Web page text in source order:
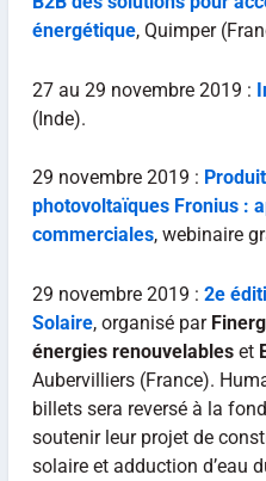
énergétique, Quimper
27 au 29 novembre 2019 :
(Inde).
29 novembre 2019 :
photovoltaïques Fronius :
commerciales, webinaire
29 novembre 2019 : 2e
Solaire, organisé par
énergies renouvelableset
Aubervilliers (France).
billets sera reversé à la
soutenir leur projet de
solaire et adduction d’eau